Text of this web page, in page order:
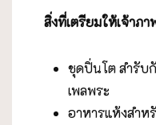
สิ่งที่เตรียมให้เจ้าภา
ชุดปิ่นโต สำรับ
เพลพระ
อาหารแห้งสำห